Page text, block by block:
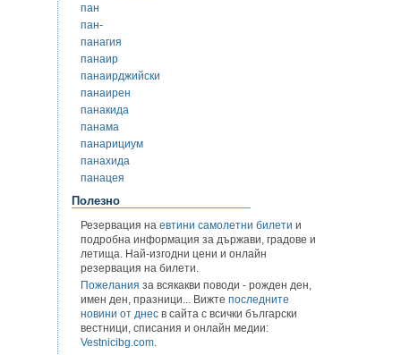
пан
пан-
панагия
панаир
панаирджийски
панаирен
панакида
панама
панарициум
панахида
панацея
Полезно
Резервация на евтини самолетни билети и
подробна информация за държави, градове и
летища. Най-изгодни цени и онлайн
резервация на билети.
Пожелания за всякакви поводи - рожден ден,
имен ден, празници... Вижте последните
новини от днес в сайта с всички български
вестници, списания и онлайн медии:
Vestnicibg.com.